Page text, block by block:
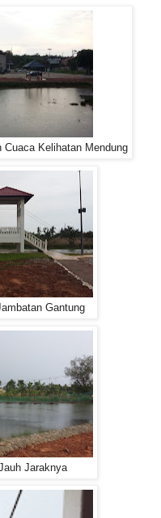
Cuaca Kelihatan Mendung
Gantung
Jaraknya